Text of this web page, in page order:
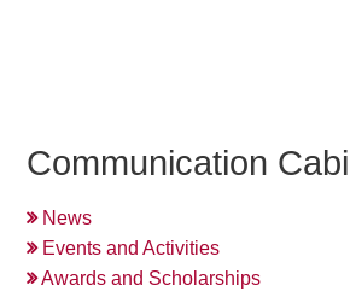
Communication
News
Events and Activities
Awards and Scholarships